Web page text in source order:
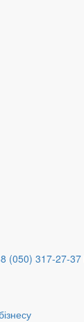
(050) 317-27-37